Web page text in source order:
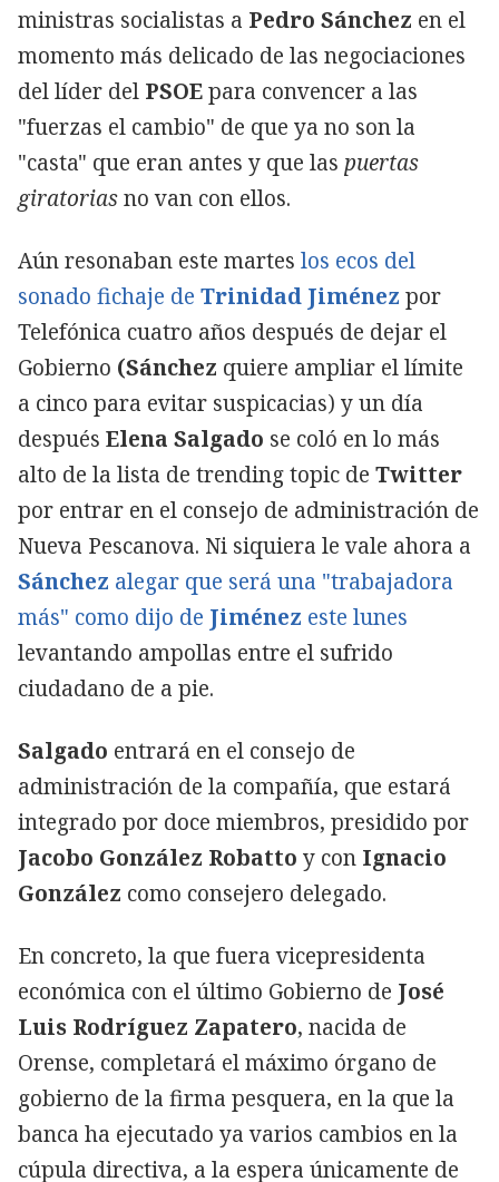
ministras socialistas a Pedro Sánchez en el
momento más delicado de las negociaciones
del líder del PSOEpara convencer a las
"fuerzas el cambio" de que ya no son la
"casta" que eran antes y que las puertas
giratoriasno van con ellos.
Aún resonaban este martes los ecos del
sonado fichaje de Trinidad Jiménez por
Telefónica cuatro años después de dejar el
Gobierno (Sánchez quiere ampliar el límite
a cinco para evitar suspicacias) y un día
después Elena Salgado se coló en lo más
alto de la lista de trending topic de Twitter
por entrar en el consejo de administración de
Nueva Pescanova. Ni siquiera le vale ahora a
Sánchez alegar que será una "trabajadora
más" como dijo de Jiménez este lunes
levantando ampollas entre el sufrido
ciudadano de a pie.
Salgado entrará en el consejo de
administración de la compañía, que estará
integrado por doce miembros, presidido por
Jacobo González Robatto y con Ignacio
González como consejero delegado.
En concreto, la que fuera vicepresidenta
económica con el último Gobierno de José
Luis Rodríguez Zapatero, nacida de
Orense, completará el máximo órgano de
gobierno de la firma pesquera, en la que la
banca ha ejecutado ya varios cambios en la
cúpula directiva, a la espera únicamente de